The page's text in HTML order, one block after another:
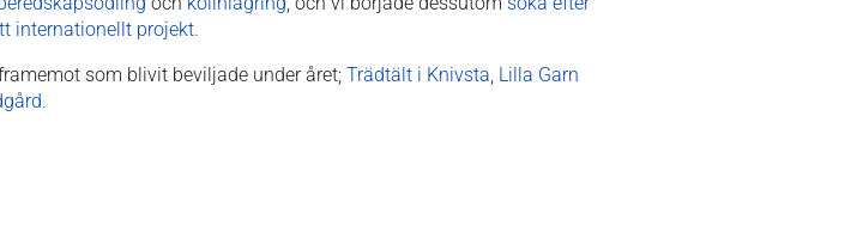
internationellt projekt.
som blivit beviljade under året; Trädtält i Knivsta, Lilla Garn